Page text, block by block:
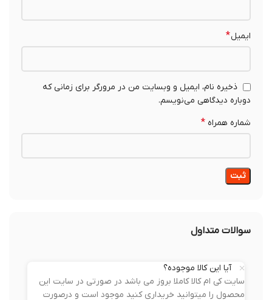
ایمیل*
ذخیره نام، ایمیل و وبسایت من در مرورگر برای زمانی که
دوباره دیدگاهی می‌نویسم.
شماره همراه*
سوالات متداول
آیا این کالا موجوده؟
سایت کی ام کالا کاملا بروز می باشد در صورتی در سایت این
محصول را میتوانید خریداری کنید موجود است و درصورت